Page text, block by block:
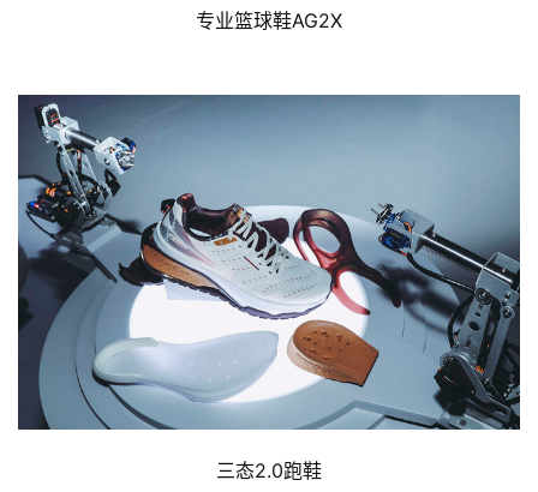
专业篮球鞋AG2X
三态2.0跑鞋